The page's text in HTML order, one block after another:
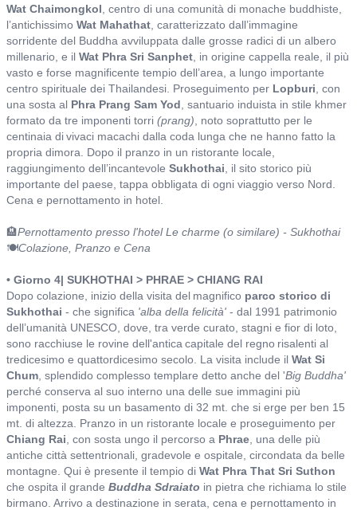
Wat Chaimongkol , centro di una comunità di monache buddhiste,
l’antichissimo Wat Mahathat , caratterizzato dall’immagine
sorridente del Buddha avviluppata dalle grosse radici di un albero
millenario, e il Wat Phra Sri Sanphet , in origine cappella reale, il più
vasto e forse magnificente tempio dell’area, a lungo importante
centro spirituale dei Thailandesi. Proseguimento per Lopburi , con
una sosta al Phra Prang Sam Yod , santuario induista in stile khmer
formato da tre imponenti torri (prang) , noto soprattutto per le
centinaia di vivaci macachi dalla coda lunga che ne hanno fatto la
propria dimora. Dopo il pranzo in un ristorante locale,
raggiungimento dell’incantevole Sukhothai , il sito storico più
importante del paese, tappa obbligata di ogni viaggio verso Nord.
Cena e pernottamento in hotel.
🏨Pernottamento presso l'hotel Le charme (o similare) - Sukhothai
🍽️Colazione, Pranzo e Cena
• Giorno 4| SUKHOTHAI > PHRAE > CHIANG RAI
Dopo colazione, inizio della visita del magnifico parco storico di
Sukhothai - che significa 'alba della felicità' - dal 1991 patrimonio
dell’umanità UNESCO, dove, tra verde curato, stagni e fior di loto,
sono racchiuse le rovine dell'antica capitale del regno risalenti al
tredicesimo e quattordicesimo secolo. La visita include il Wat Si
Chum , splendido complesso templare detto anche del 'Big Buddha'
perché conserva al suo interno una delle sue immagini più
imponenti, posta su un basamento di 32 mt. che si erge per ben 15
mt. di altezza. Pranzo in un ristorante locale e proseguimento per
Chiang Rai , con sosta ungo il percorso a Phrae , una delle più
antiche città settentrionali, gradevole e ospitale, circondata da belle
montagne. Qui è presente il tempio di Wat Phra That Sri Suthon
che ospita il grande Buddha Sdraiato in pietra che richiama lo stile
birmano. Arrivo a destinazione in serata, cena e pernottamento in